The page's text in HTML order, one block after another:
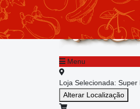
Menu
Loja Selecionada: Super
Alterar Localização
Menu principal